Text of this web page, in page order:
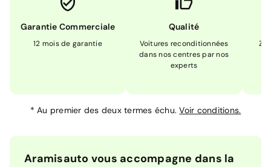
Garantie Commerciale
12 mois de garantie
Qualité
Voitures reconditionnées
dans nos centres par nos
experts
*Au premier des deux termes échu.Voir conditions.
Aramisauto vous accompagne dans la